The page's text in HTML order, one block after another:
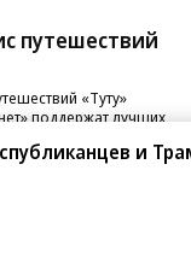
путешествий
«Туту»
поддержат лучших
и